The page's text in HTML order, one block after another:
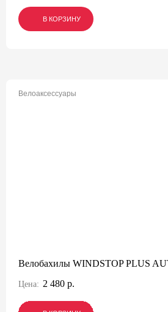
В КОРЗИНУ
В КОРЗИНУ
В КОРЗИНУ
Велоаксессуары
Велобахилы WINDSTOP PLUS
Цена: 2 480 р.